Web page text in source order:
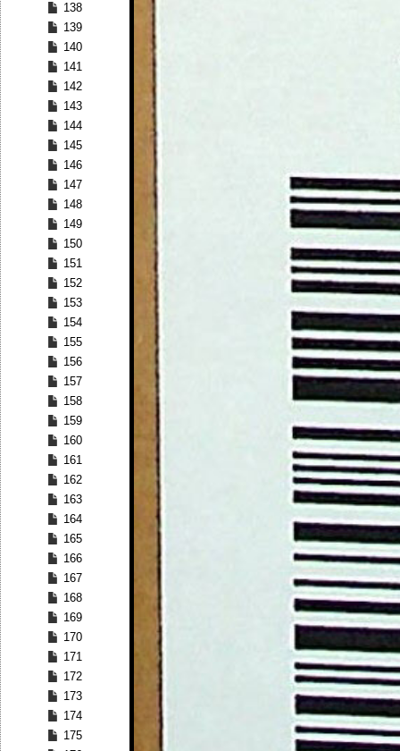
138
139
140
141
142
143
144
145
146
147
148
149
150
151
152
153
154
155
156
157
158
159
160
161
162
163
164
165
166
167
168
169
170
171
172
173
174
175